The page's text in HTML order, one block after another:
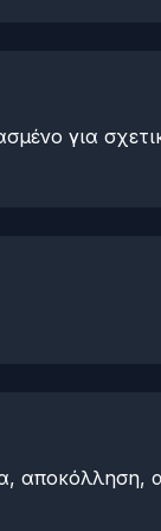
για
αποκόλληση,